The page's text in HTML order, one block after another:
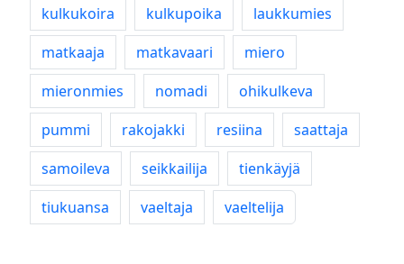
kulkukoira
kulkupoika
laukkumies
matkaaja
matkavaari
miero
mieronmies
nomadi
ohikulkeva
pummi
rakojakki resiina
saattaja
samoileva
seikkailija
tienkäyjä
tiukuansa
vaeltaja vaeltelija